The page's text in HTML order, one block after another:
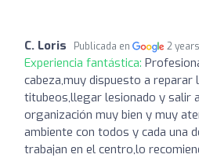
C. Loris Publicada en 2
Experiencia fantástica:
cabeza,muy dispuesto a reparar
titubeos,llegar lesionado y salir
organización muy bien y muy
ambiente con todos y cada una
trabajan en el centro,lo